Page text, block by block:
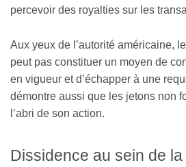
percevoir des royalties sur les
Aux yeux de l’autorité américaine,
peut pas constituer un moyen de
en vigueur et d’échapper à une
démontre aussi que les jetons non
l’abri de son action.
Dissidence au sein de